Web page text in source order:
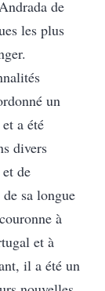
de
les plus
un
a été
divers
de
sa longue
à
et à
il a été un